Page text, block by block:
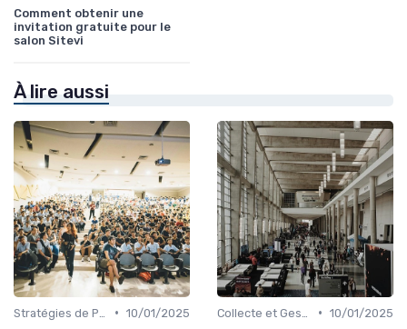
Comment obtenir une
invitation gratuite pour le
salon Sitevi
À lire aussi
• 10/01/2025
• 10/01/2025